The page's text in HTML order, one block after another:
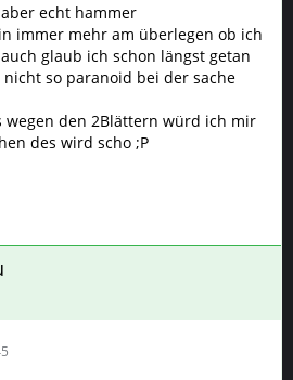
echt hammer
immer mehr am überlegen ob ich
glaub ich schon längst getan
so paranoid bei der sache
wegen den 2Blättern würd ich mir
des wird scho ;P